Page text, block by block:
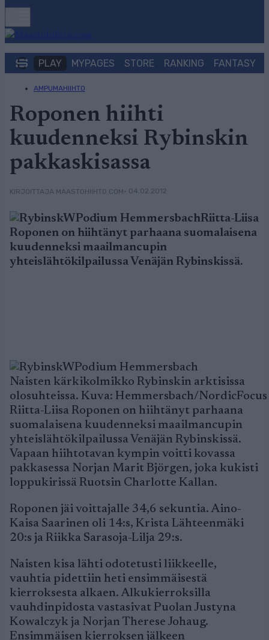
PLAY MYPAGES STORE RANKING FANTASY
AMPUMAHIIHTO
Roponen hiihti
kuudenneksi Rybinskin
pakkaskisassa
KIRJOITTAJA MAASTOHIIHTO.COM• 04.02.2012
Riitta-Liisa
Roponen on hiihtänyt parhaana suomalaisena
kuudenneksi maailmancupin
yhteislähtökilpailussa Venäjän Rybinskissä.
Naisten kärkikolmikko Rybinskin arktisissa
olosuhteissa. Kuva: Hemmersbach/NordicFocus
Riitta-Liisa Roponen on hiihtänyt parhaana
suomalaisena kuudenneksi maailmancupin
yhteislähtökilpailussa Venäjän Rybinskissä.
Vapaan hiihtotavan kympin voitti kovassa
pakkasessa Norjan Marit Björgen, joka kukisti
loppukirissä Ruotsin Charlotte Kallan.
Roponen jäi voittajalle 34,6 sekuntia. Aino-
Kaisa Saarinen oli 14:s, Krista Lähteenmäki
20:s ja Riikka Sarasoja-Lilja 29:s.
Naisten kisa lähti odotetusti liikkeelle,
vauhtia pidettiin heti ensimmäisestä
kierroksesta alkaen. Alkukierroksilla
vauhdinpidosta vastasivat Puolan Justyna
Kowalczyk ja Norjan Therese Johaug.
Ensimmäisen kierroksen jälkeen